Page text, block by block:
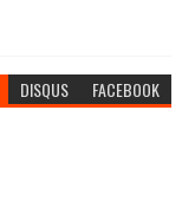
DISQUS FACEBOOK